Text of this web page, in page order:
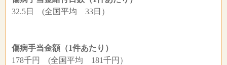
32.5日 (全国平均 33日）
傷病手当金額（1件あたり）
178千円 (全国平均 181千円）